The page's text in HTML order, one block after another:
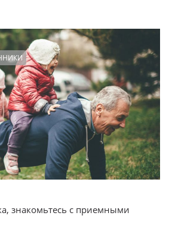
знакомьтесь с приемными